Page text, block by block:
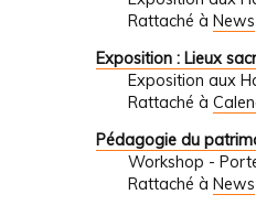
Rattaché à News
Exposition : Lieux
Exposition aux
Rattaché à
Pédagogie du
Workshop -
Rattaché à News